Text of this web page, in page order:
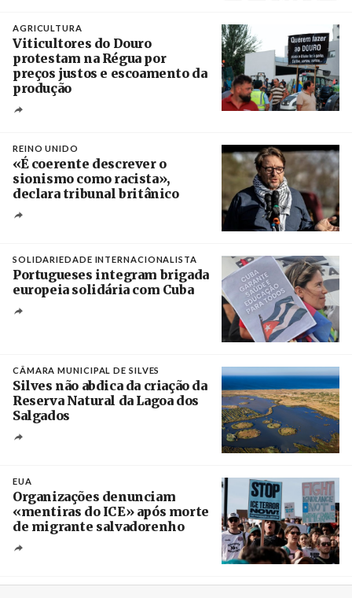
AGRICULTURA
Viticultores do Douro
protestam na Régua por
preços justos e escoamento da
produção
REINO UNIDO
«É coerente descrever o
sionismo como racista»,
declara tribunal britânico
SOLIDARIEDADE INTERNACIONALISTA
Portugueses integram brigada
europeia solidária com Cuba
CÂMARA MUNICIPAL DE SILVES
Silves não abdica da criação da
Reserva Natural da Lagoa dos
Salgados
EUA
Organizações denunciam
«mentiras do ICE» após morte
de migrante salvadorenho